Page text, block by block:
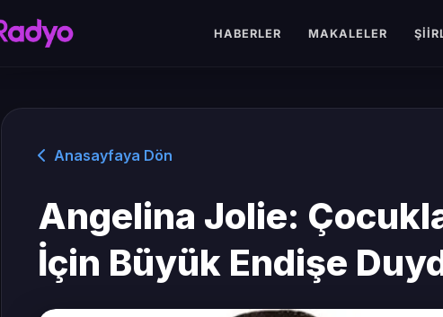
HABERLER MAKALELER
Anasayfaya Dön
Angelina Jolie:
İçin Büyük Endişe